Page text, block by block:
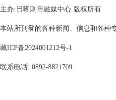
主办:日喀则市融媒中心 版权所有
本站所刊登的各种新闻、信息和各种
藏ICP备2024001212号-1
联系电话: 0892-8821709